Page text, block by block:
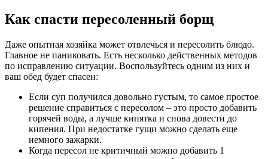
Как спасти пересоленный борщ
Даже опытная хозяйка может отвлечься и пересолить блюдо.
Главное не паниковать. Есть несколько действенных методов
по исправлению ситуации. Воспользуйтесь одним из них и
ваш обед будет спасен:
Если суп получился довольно густым, то самое простое
решение справиться с пересолом – это просто добавить
горячей воды, а лучше кипятка и снова довести до
кипения. При недостатке гущи можно сделать еще
немного зажарки.
Когда пересол не критичный можно добавить 1